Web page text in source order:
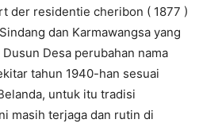
der residentie cheribon ( 1877 )
dan Karmawangsa yang
Desa perubahan nama
tahun 1940-han sesuai
untuk itu tradisi
masih terjaga dan rutin di